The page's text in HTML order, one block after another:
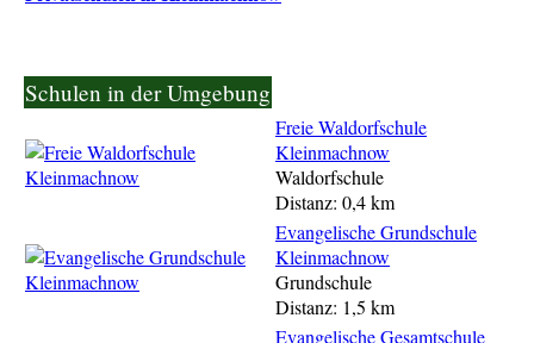
Schulen in der Umgebung
Freie Waldorfschule
Kleinmachnow
Waldorfschule
Distanz: 0,4 km
Evangelische Grundschule
Kleinmachnow
Grundschule
Distanz: 1,5 km
Evangelische Gesamtschule